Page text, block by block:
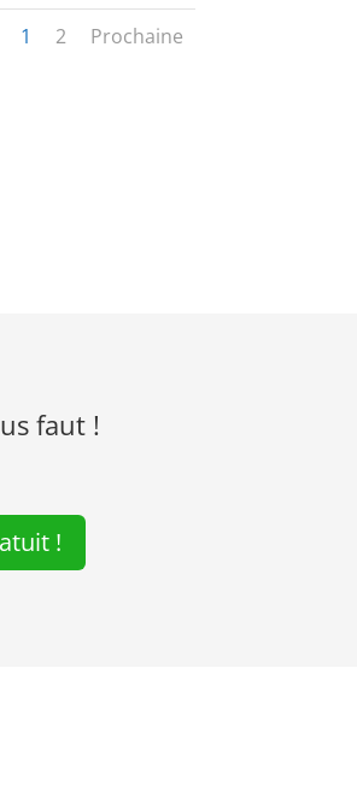
1 2 Prochaine
faut !
!